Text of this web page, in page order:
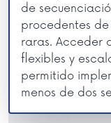
de
procedentes
raras. Acceder
flexibles y
permitido
menos de dos